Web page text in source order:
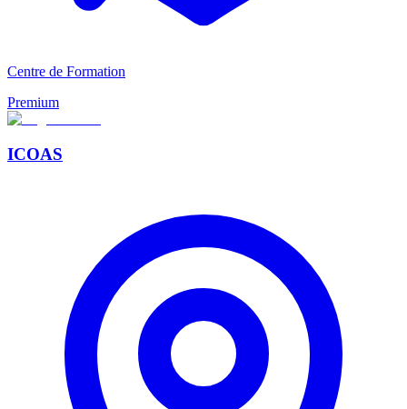
Centre de Formation
Premium
ICOAS